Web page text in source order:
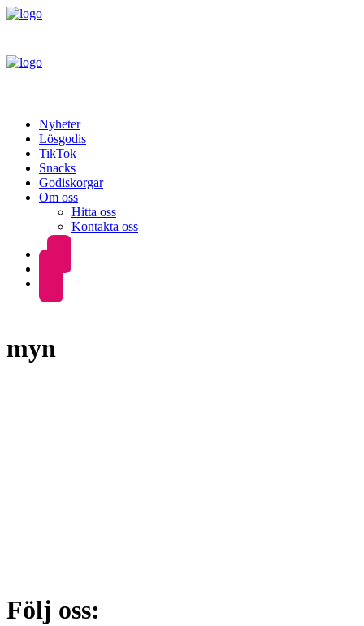
Nyheter
Lösgodis
TikTok
Snacks
Godiskorgar
Om oss
Hitta oss
Kontakta oss
myn
Följ oss: